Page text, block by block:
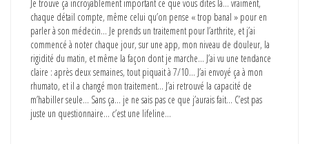
Je trouve ça incroyablement important ce que vous dites là… vraiment,
chaque détail compte, même celui qu’on pense « trop banal » pour en
parler à son médecin… Je prends un traitement pour l’arthrite, et j’ai
commencé à noter chaque jour, sur une app, mon niveau de douleur, la
rigidité du matin, et même la façon dont je marche… J’ai vu une tendance
claire : après deux semaines, tout piquait à 7/10… J’ai envoyé ça à mon
rhumato, et il a changé mon traitement… J’ai retrouvé la capacité de
m’habiller seule… Sans ça… je ne sais pas ce que j’aurais fait… C’est pas
juste un questionnaire… c’est une lifeline…